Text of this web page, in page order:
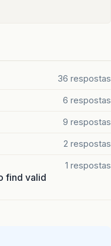
36 respostas
6 respostas
9 respostas
2 respostas
find valid
1 respostas